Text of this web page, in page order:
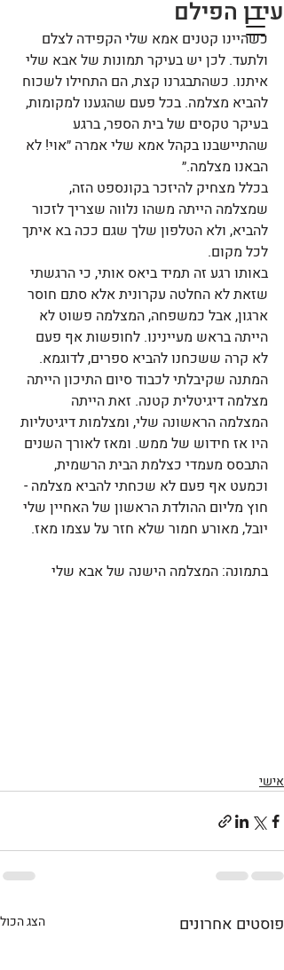
עידן הפילם
כשהיינו קטנים אמא שלי הקפידה לצלם
ולתעד. לכן יש בעיקר תמונות של אבא שלי
איתנו. כשהתבגרנו קצת, הם התחילו לשכוח
להביא מצלמה. בכל פעם שהגענו למקומות,
בעיקר טקסים של בית הספר, ברגע
שהתיישבנו בקהל אמא שלי אמרה ״אוי! לא
הבאנו מצלמה.״
בכלל מצחיק להיזכר בקונספט הזה,
שמצלמה הייתה משהו נלווה שצריך לזכור
להביא, ולא הטלפון שלך שגם ככה בא איתך
לכל מקום.
באותו רגע זה תמיד ביאס אותי, כי הרגשתי
שזאת לא החלטה עקרונית אלא סתם חוסר
ארגון, אבל כמשפחה, המצלמה פשוט לא
הייתה בראש מעיינינו. לחופשות אף פעם
לא קרה ששכחנו להביא ספרים, לדוגמא.
המתנה שקיבלתי לכבוד סיום התיכון הייתה
מצלמה דיגיטלית קטנה. זאת הייתה
המצלמה הראשונה שלי, ומצלמות דיגיטליות
היו אז חידוש של ממש. ומאז לאורך השנים
התבסס מעמדי כצלמת הבית הרשמית,
וכמעט אף פעם לא שכחתי להביא מצלמה -
חוץ מליום ההולדת הראשון של האחיין שלי
יובל, מאורע חמור שלא חזר על עצמו מאז.
בתמונה: המצלמה הישנה של אבא שלי
אישי
פוסטים אחרונים הצג הכול